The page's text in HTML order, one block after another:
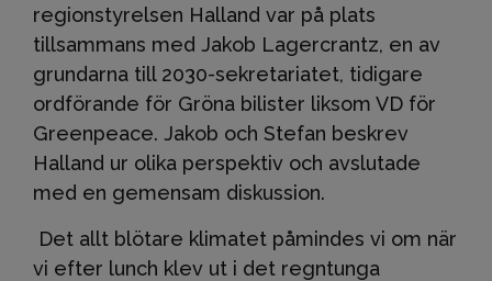
regionstyrelsen Halland var på plats
tillsammans med Jakob Lagercrantz, en av
grundarna till 2030-sekretariatet, tidigare
ordförande för Gröna bilister liksom VD för
Greenpeace. Jakob och Stefan beskrev
Halland ur olika perspektiv och avslutade
med en gemensam diskussion.
Det allt blötare klimatet påmindes vi om när
vi efter lunch klev ut i det regntunga